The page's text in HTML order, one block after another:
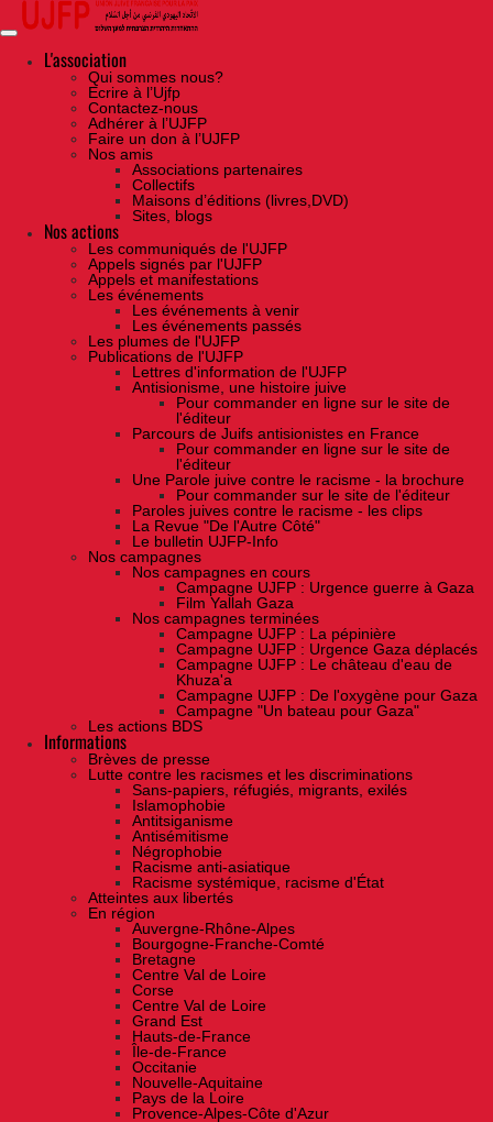
Skip
the
contentL'association
Qui sommes nous?
Ecrire à l’Ujfp
Contactez-nous
Adhérer à l’UJFP
Faire un don à l’UJFP
Nos amis
Associations partenaires
Collectifs
Maisons d’éditions (livres,DVD)
Sites, blogs
Nos actions
Les communiqués de l'UJFP
Appels signés par l'UJFP
Appels et manifestations
Les événements
Les événements à venir
Les événements passés
Les plumes de l'UJFP
Publications de l'UJFP
Lettres d'information de l'UJFP
Antisionisme, une histoire juive
Pour commander en ligne sur le site de
l'éditeur
Parcours de Juifs antisionistes en France
Pour commander en ligne sur le site de
l'éditeur
Une Parole juive contre le racisme - la brochure
Pour commander sur le site de l'éditeur
Paroles juives contre le racisme - les clips
La Revue "De l'Autre Côté"
Le bulletin UJFP-Info
Nos campagnes
Nos campagnes en cours
Campagne UJFP : Urgence guerre à Gaza
Film Yallah Gaza
Nos campagnes terminées
Campagne UJFP : La pépinière
Campagne UJFP : Urgence Gaza déplacés
Campagne UJFP : Le château d'eau de
Khuza'a
Campagne UJFP : De l'oxygène pour Gaza
Campagne "Un bateau pour Gaza"
Les actions BDS
Informations
Brèves de presse
Lutte contre les racismes et les discriminations
Sans-papiers, réfugiés, migrants, exilés
Islamophobie
Antitsiganisme
Antisémitisme
Négrophobie
Racisme anti-asiatique
Racisme systémique, racisme d'État
Atteintes aux libertés
En région
Auvergne-Rhône-Alpes
Bourgogne-Franche-Comté
Bretagne
Centre Val de Loire
Corse
Centre Val de Loire
Grand Est
Hauts-de-France
Île-de-France
Occitanie
Nouvelle-Aquitaine
Pays de la Loire
Provence-Alpes-Côte d'Azur